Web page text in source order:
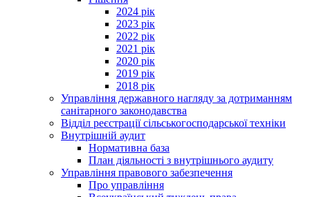
2024 рік
2023 рік
2022 рік
2021 рік
2020 рік
2019 рік
2018 рік
Управління державного нагляду за дотриманням
санітарного законодавства
Відділ реєстрації сільськогосподарської техніки
Внутрішній аудит
Нормативна база
План діяльності з внутрішнього аудиту
Управління правового забезпечення
Про управління